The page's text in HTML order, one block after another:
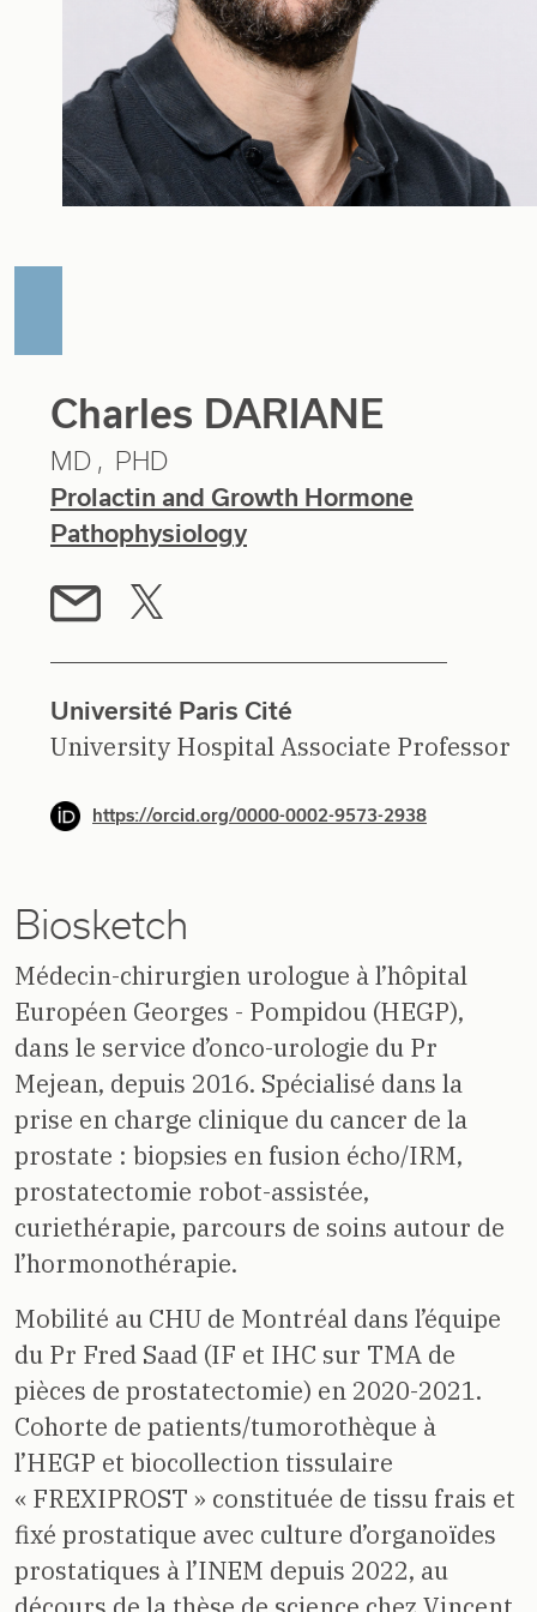
Charles DARIANE
MD
PHD
Prolactin and Growth Hormone
Pathophysiology
Université Paris Cité
University Hospital Associate Professor
https://orcid.org/0000-0002-9573-2938
Biosketch
Médecin-chirurgien urologue à l’hôpital
Européen Georges - Pompidou (HEGP),
dans le service d’onco-urologie du Pr
Mejean, depuis 2016. Spécialisé dans la
prise en charge clinique du cancer de la
prostate : biopsies en fusion écho/IRM,
prostatectomie robot-assistée,
curiethérapie, parcours de soins autour de
l’hormonothérapie.
Mobilité au CHU de Montréal dans l’équipe
du Pr Fred Saad (IF et IHC sur TMA de
pièces de prostatectomie) en 2020-2021.
Cohorte de patients/tumorothèque à
l’HEGP et biocollection tissulaire
« FREXIPROST » constituée de tissu frais et
fixé prostatique avec culture d’organoïdes
prostatiques à l’INEM depuis 2022, au